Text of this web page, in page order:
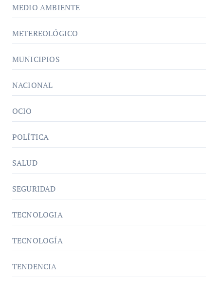
MEDIO AMBIENTE
METEREOLÓGICO
MUNICIPIOS
NACIONAL
OCIO
POLÍTICA
SALUD
SEGURIDAD
TECNOLOGIA
TECNOLOGÍA
TENDENCIA